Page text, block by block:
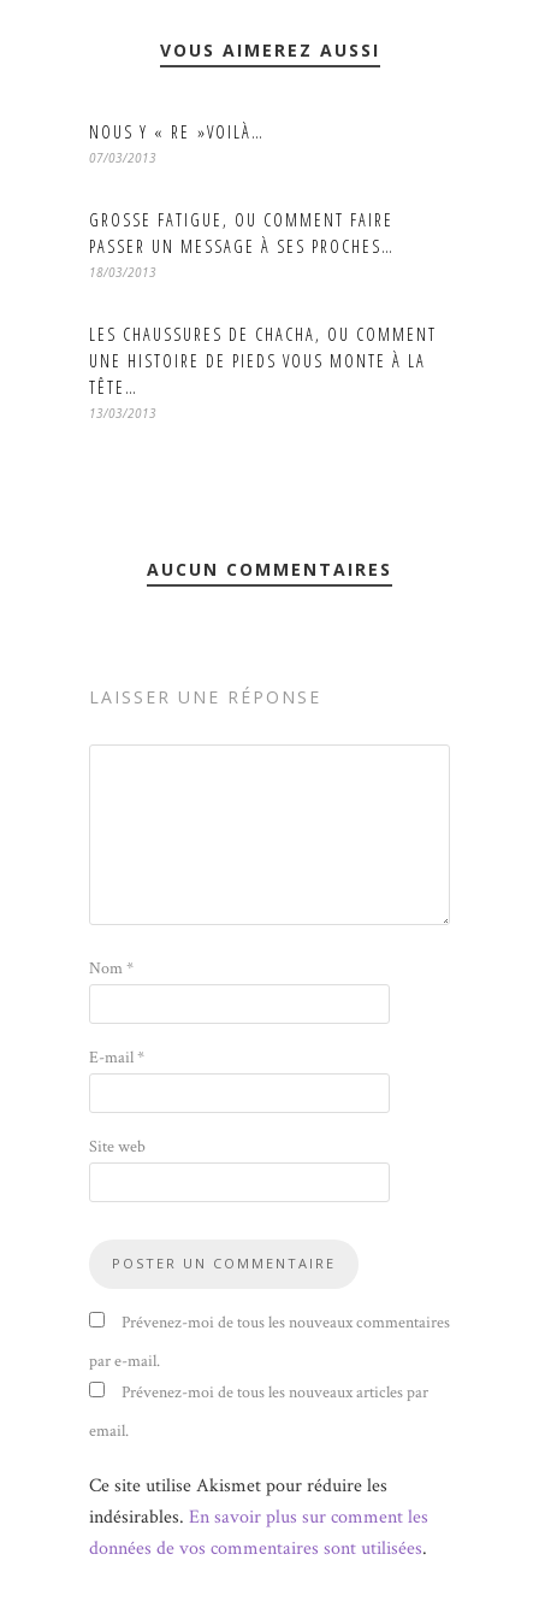
VOUS AIMEREZ AUSSI
NOUS Y « RE »VOILÀ…
07/03/2013
GROSSE FATIGUE, OU COMMENT FAIRE
PASSER UN MESSAGE À SES PROCHES…
18/03/2013
LES CHAUSSURES DE CHACHA, OU COMMENT
UNE HISTOIRE DE PIEDS VOUS MONTE À LA
TÊTE…
13/03/2013
AUCUN COMMENTAIRES
LAISSER UNE RÉPONSE
Nom*
E-mail*
Site web
Prévenez-moi de tous les nouveaux commentaires
par e-mail.
Prévenez-moi de tous les nouveaux articles par
email.
Ce site utilise Akismet pour réduire les
indésirables. En savoir plus sur comment les
données de vos commentaires sont utilisées.